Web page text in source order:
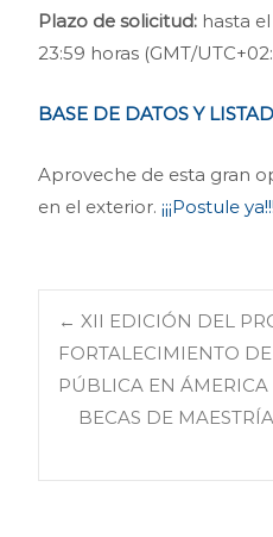
Plazo de solicitud: hasta
23:59 horas (GMT/
BASE DE DATOS Y
Aproveche de esta gran
en el exterior. ¡¡¡Postule ya!!!
de
← XII EDICIÓN DEL
FORTALECIMIENTO
PÚBLICA EN ÁMERICA
BECAS DE